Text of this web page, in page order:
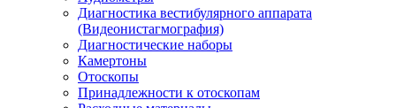
Диагностика вестибулярного аппарата
(Видеонистагмография)
Диагностические наборы
Камертоны
Отоскопы
Принадлежности к отоскопам